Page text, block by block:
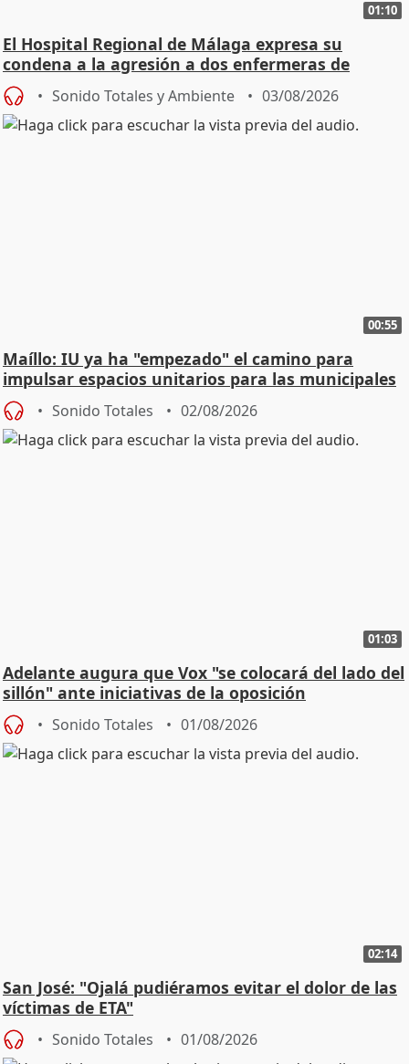
01:10
El Hospital Regional de Málaga expresa su
condena a la agresión a dos enfermeras de
Urgencias
Sonido Totales y Ambiente 03/08/2026
00:55
Maíllo: IU ya ha "empezado" el camino para
impulsar espacios unitarios para las municipales
Sonido Totales 02/08/2026
01:03
Adelante augura que Vox "se colocará del lado del
sillón" ante iniciativas de la oposición
Sonido Totales 01/08/2026
02:14
San José: "Ojalá pudiéramos evitar el dolor de las
víctimas de ETA"
Sonido Totales 01/08/2026